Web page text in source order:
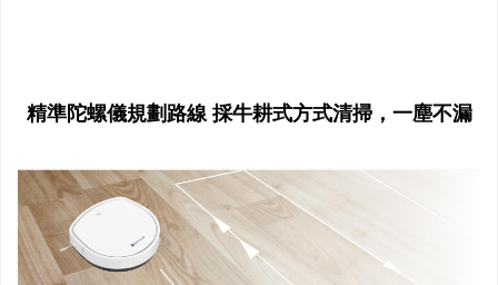
精準陀螺儀規劃路線 採牛耕式方式清掃，一塵不漏